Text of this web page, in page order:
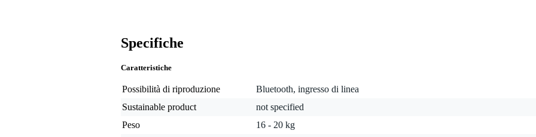
Specifiche
Caratteristiche
Possibilità di riproduzione
Bluetooth, ingresso di linea
Sustainable product
not specified
Peso
16 - 20 kg